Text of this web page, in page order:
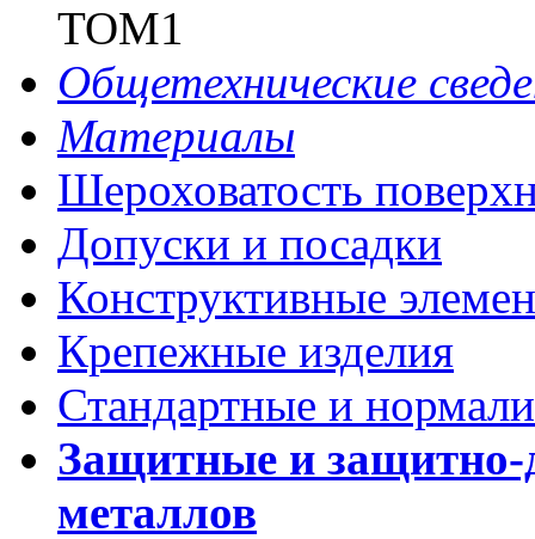
ТОМ1
Общетехнические
Материалы
Шероховатость
Допуски и посадки
Конструктивные
Крепежные изделия
Стандартные и
Защитные и защитно-
металлов